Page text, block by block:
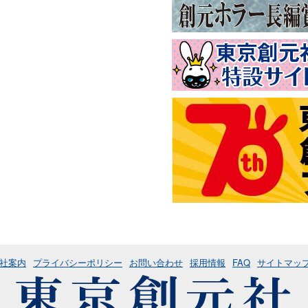
案内 プライバシーポリシー お問い合わせ 採用情報 FAQ サイトマッ